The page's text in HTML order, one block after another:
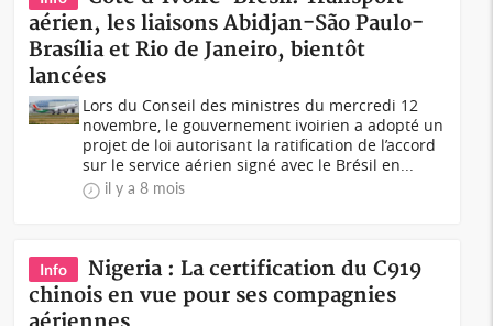
aérien, les liaisons Abidjan-São Paulo-
Brasília et Rio de Janeiro, bientôt
lancées
Lors du Conseil des ministres du mercredi 12
novembre, le gouvernement ivoirien a adopté un
projet de loi autorisant la ratification de l’accord
sur le service aérien signé avec le Brésil en...
il y a 8 mois
Info
Nigeria : La certification du C919
chinois en vue pour ses compagnies